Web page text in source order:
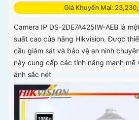
Giá Khuyến Mại:
Camera IP DS-2DE7A425IW-AEB là
suất cao của hãng Hikvision. Được
cầu giám sát và bảo vệ an ninh
này cung cấp các tính năng mạnh mẽ
ảnh sắc nét